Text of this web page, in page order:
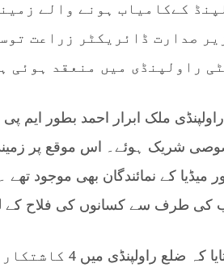
کےکامیاب ہونے والے
صدارت ڈائریکٹر زراعت
راولپنڈی میں منعقد ہوئی
راولپنڈی ملک ابرار احمد بطور
شریک ہوئے۔ اس موقع پر
میڈیا کے نمائندگان بھی موجود
کی طرف سے کسانوں کی فلاح کے
انہوں نے